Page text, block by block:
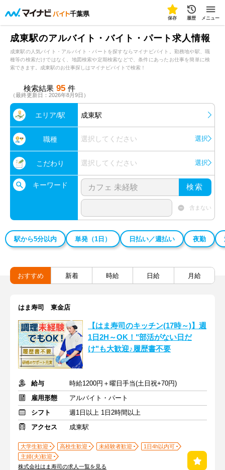
千葉県
保存 履歴 メニュー
成東駅のアルバイト・バイト・パート求人情報
成東駅の人気バイト・アルバイト・パートを探すならマイナビバイト。勤務地や駅、職
種等の検索だけではなく、地図検索や定期検索などで、条件にあったお仕事を簡単に検
索できます。成東駅のお仕事探しはマイナビバイトで検索！
検索結果 95 件
（最終更新日：2026年8月9日）
エリア/駅 成東駅
職種 選択してください 選択
こだわり 選択してください 選択
キーワード 検索
含まない
駅から5分以内 単発（1日） 日払い／週払い 夜勤
おすすめ 新着 時給 日給 月給
はま寿司 東金店
【はま寿司のキッチン(17時～)】週
1日2H～OK！"部活がない日だ
け"も大歓迎♪履歴書不要
給与
時給1200円＋曜日手当(土日祝+70円)
雇用形態
アルバイト・パート
シフト
週1日以上 1日2時間以上
アクセス
成東駅
大学生歓迎 高校生歓迎 未経験者歓迎
1日4h以内可
主婦(夫)歓迎
株式会社はま寿司の求人一覧を見る